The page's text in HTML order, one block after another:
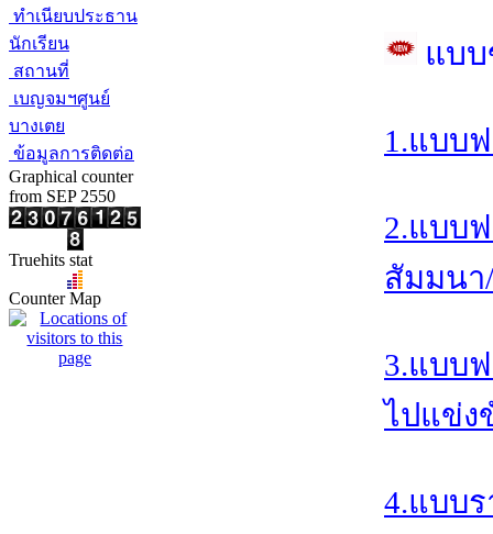
ทำเนียบประธาน
นักเรียน
สถานที่
เบญจมฯศูนย์
บางเตย
ข้อมูลการติดต่อ
Graphical counter
from SEP 2550
Truehits stat
Counter Map
แบ
1.แบบ
2.แบบ
สัมมนา
3.แบบ
ไปแข่ง
4.แบบ